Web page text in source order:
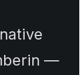
—